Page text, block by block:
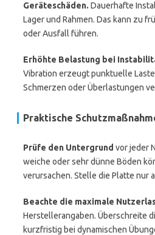
Geräteschäden. Dauerhafte
Lager und Rahmen. Das kann zu
oder Ausfall führen.
Erhöhte Belastung bei
Vibration erzeugt punktuelle
Schmerzen oder Überlastungen
Praktische
Prüfe den Untergrund vor jeder
weiche oder sehr dünne Böden
verursachen. Stelle die Platte nur
Beachte die maximale
Herstellerangaben. Überschreite
kurzfristig bei dynamischen